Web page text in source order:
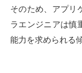
そのため、アプリ
ラエンジニアは慎
能力を求められる